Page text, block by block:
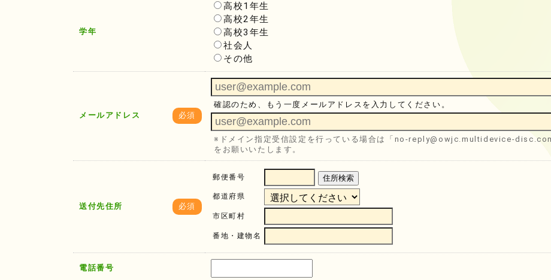
学年
高校1年生
高校2年生
高校3年生
社会人
その他
メールアドレス 必須
確認のため、もう一度メールアドレスを入力してください。
※ドメイン指定受信設定を行っている場合は「no-reply@owjc.multidevice-
をお願いいたします。
送付先住所 必須
郵便番号 住所検索
都道府県
市区町村
番地・建物名
電話番号